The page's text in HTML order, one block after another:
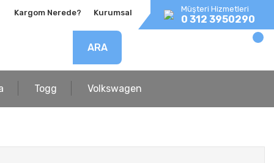
Kargom Nerede? Kurumsal Müşteri Hizmetleri
0 312 3950290
ARA
Togg Volkswagen